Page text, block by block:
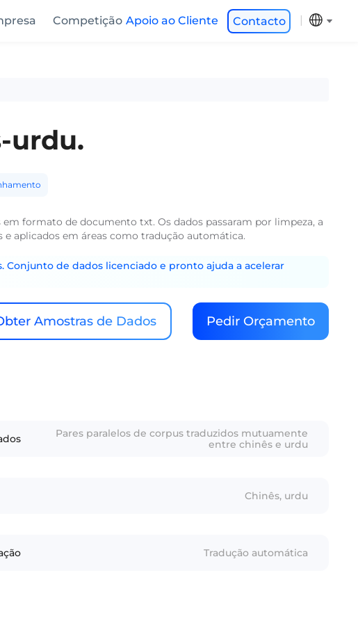
Competição Apoio ao Cliente Contacto
urdu.
formato de documento txt. Os dados passaram por limpeza, a
aplicados em áreas como tradução automática.
de dados licenciado e pronto ajuda a acelerar
Amostras de Dados Pedir Orçamento
Pares paralelos de corpus traduzidos mutuamente
entre chinês e urdu
Chinês, urdu
Tradução automática